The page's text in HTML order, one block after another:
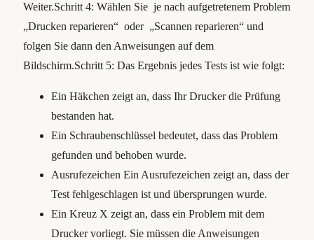
Weiter.Schritt 4: Wählen Sie je nach aufgetretenem Problem
„Drucken reparieren“ oder „Scannen reparieren“ und
folgen Sie dann den Anweisungen auf dem
Bildschirm.Schritt 5: Das Ergebnis jedes Tests ist wie folgt:
Ein Häkchen zeigt an, dass Ihr Drucker die Prüfung
bestanden hat.
Ein Schraubenschlüssel bedeutet, dass das Problem
gefunden und behoben wurde.
Ausrufezeichen Ein Ausrufezeichen zeigt an, dass der
Test fehlgeschlagen ist und übersprungen wurde.
Ein Kreuz X zeigt an, dass ein Problem mit dem
Drucker vorliegt. Sie müssen die Anweisungen